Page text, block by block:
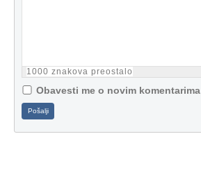
1000 znakova preostalo
Obavesti me o novim komentarima
Pošalji